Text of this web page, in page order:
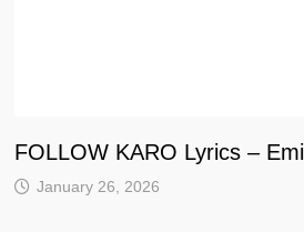
FOLLOW KARO Lyrics –
January 26, 2026